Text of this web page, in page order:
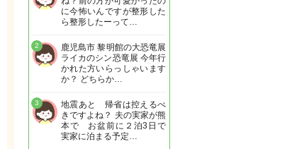
に今怖いんですが整形した
ら整形したーって…
鹿児島市 黎明館の大恐竜展
ライカのシン恐竜展 今年行
かれた方いらっしゃいます
か？ どちらか…
2
地震あと 帰省は控えるべ
きですよね？ 夫の実家が熊
本で お盆前に２泊3日で
実家に泊まる予定…
3